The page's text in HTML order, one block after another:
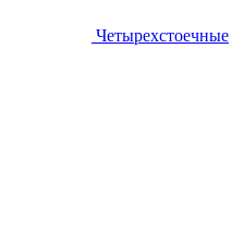
Четырехстоечные